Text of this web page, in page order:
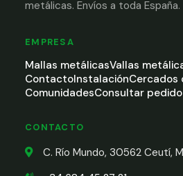
metálicas. Envíos a toda España.
EMPRESA
Mallas metálicasVallas
ContactoInstalaciónCercados
ComunidadesConsultar pedido
CONTACTO
C. Río Mundo, 30562 Ceutí,